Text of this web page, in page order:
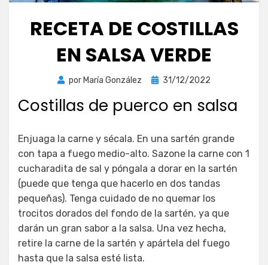
RECETA DE COSTILLAS
EN SALSA VERDE
por María González
Publicada
31/12/2022
Costillas de puerco en salsa
Enjuaga la carne y sécala. En una sartén grande
con tapa a fuego medio-alto. Sazone la carne con 1
cucharadita de sal y póngala a dorar en la sartén
(puede que tenga que hacerlo en dos tandas
pequeñas). Tenga cuidado de no quemar los
trocitos dorados del fondo de la sartén, ya que
darán un gran sabor a la salsa. Una vez hecha,
retire la carne de la sartén y apártela del fuego
hasta que la salsa esté lista.